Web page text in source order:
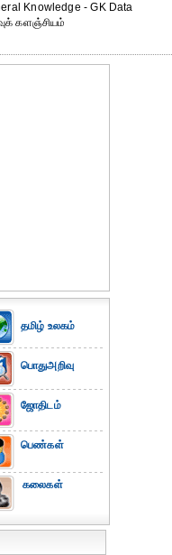
Knowledge - GK Data
களஞ்சியம்
தமிழ் உலகம்
பொதுஅறிவு
ஜோதிடம்
பெண்கள்
கலைகள்